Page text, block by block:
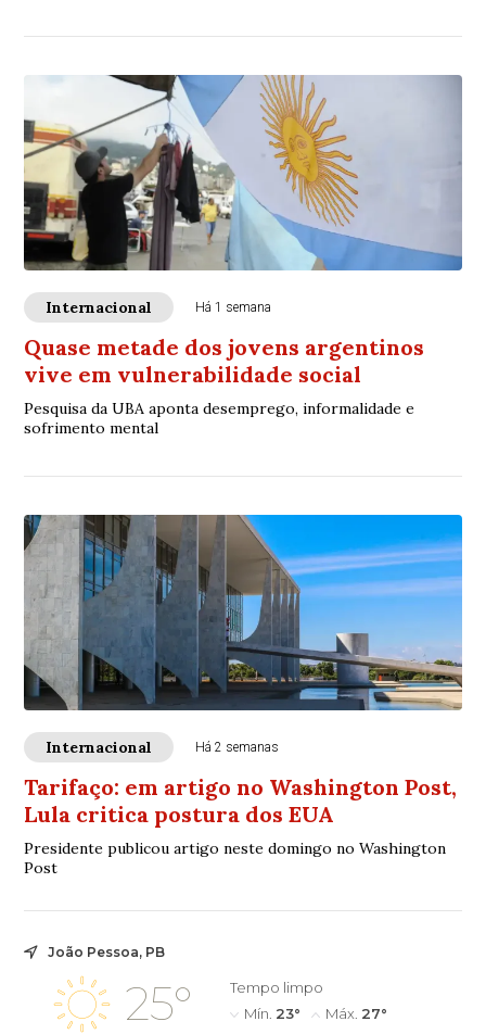
Internacional Há 1 semana
Quase metade dos jovens argentinos
vive em vulnerabilidade social
Pesquisa da UBA aponta desemprego, informalidade e
sofrimento mental
Internacional Há 2 semanas
Tarifaço: em artigo no Washington Post,
Lula critica postura dos EUA
Presidente publicou artigo neste domingo no Washington
Post
João Pessoa, PB
25°
Tempo limpo
Mín. 23° Máx. 27°